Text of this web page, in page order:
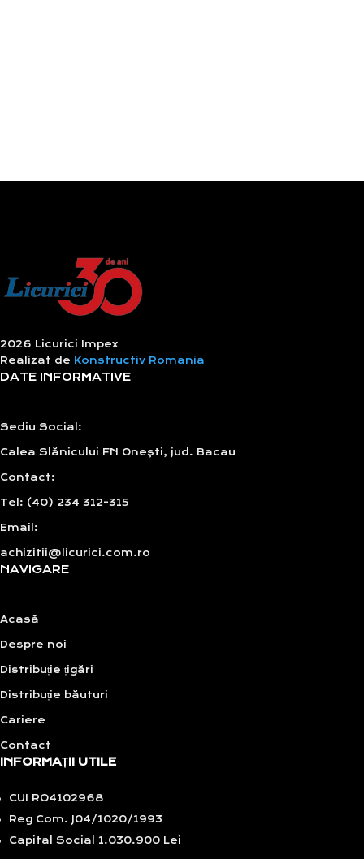
2026 Licurici Impex
Realizat de Konstructiv Romania
DATE INFORMATIVE
Sediu Social:
Calea Slănicului FN Onești, jud. Bacau
Contact:
Tel: (40) 234 312-315
Email:
achizitii@licurici.com.ro
NAVIGARE
Acasă
Despre noi
Distribuție țigări
Distribuție băuturi
Cariere
Contact
INFORMAȚII UTILE
CUI RO4102968
Reg Com. J04/1020/1993
Capital Social 1.030.900 Lei